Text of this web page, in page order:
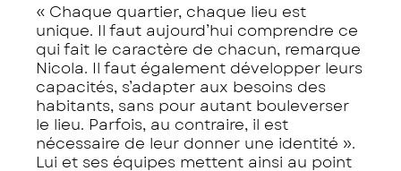
« Chaque quartier, chaque lieu est
unique. Il faut aujourd’hui comprendre ce
qui fait le caractère de chacun, remarque
Nicola. Il faut également développer leurs
capacités, s’adapter aux besoins des
habitants, sans pour autant bouleverser
le lieu. Parfois, au contraire, il est
nécessaire de leur donner une identité ».
Lui et ses équipes mettent ainsi au point